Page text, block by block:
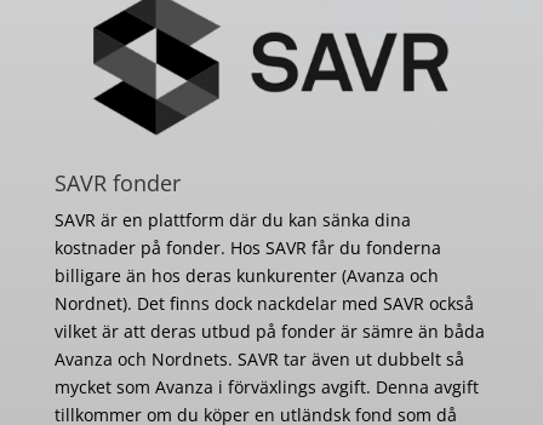
SAVR fonder
SAVR är en plattform där du kan sänka dina
kostnader på fonder. Hos SAVR får du fonderna
billigare än hos deras kunkurenter (Avanza och
Nordnet). Det finns dock nackdelar med SAVR också
vilket är att deras utbud på fonder är sämre än båda
Avanza och Nordnets. SAVR tar även ut dubbelt så
mycket som Avanza i förväxlings avgift. Denna avgift
tillkommer om du köper en utländsk fond som då